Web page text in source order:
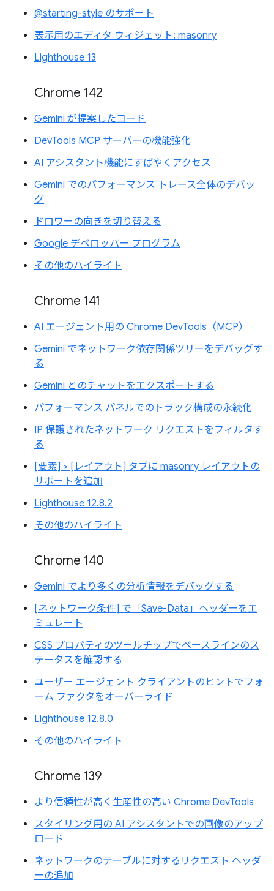
@starting-style のサポート
表示用のエディタ ウィジェット: masonry
Lighthouse 13
Chrome 142
Gemini が提案したコード
DevTools MCP サーバーの機能強化
AI アシスタント機能にすばやくアクセス
Gemini でのパフォーマンス トレース全体のデバッ
グ
ドロワーの向きを切り替える
Google デベロッパー プログラム
その他のハイライト
Chrome 141
AI エージェント用の Chrome DevTools（MCP）
Gemini でネットワーク依存関係ツリーをデバッグす
る
Gemini とのチャットをエクスポートする
パフォーマンス パネルでのトラック構成の永続化
IP 保護されたネットワーク リクエストをフィルタす
る
[要素] > [レイアウト] タブに masonry レイアウトの
サポートを追加
Lighthouse 12.8.2
その他のハイライト
Chrome 140
Gemini でより多くの分析情報をデバッグする
[ネットワーク条件] で「Save-Data」ヘッダーをエ
ミュレート
CSS プロパティのツールチップでベースラインのス
テータスを確認する
ユーザー エージェント クライアントのヒントでフォ
ーム ファクタをオーバーライド
Lighthouse 12.8.0
その他のハイライト
Chrome 139
より信頼性が高く生産性の高い Chrome DevTools
スタイリング用の AI アシスタントでの画像のアップ
ロード
ネットワークのテーブルに対するリクエスト ヘッダ
ーの追加